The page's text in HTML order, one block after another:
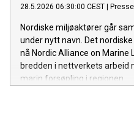
28.5.2026 06:30:00 CEST |
Nordiske miljøaktører går
under nytt navn. Det
nå Nordic Alliance on Marine
bredden i nettverkets arbeid
marin forsøpling i regionen.